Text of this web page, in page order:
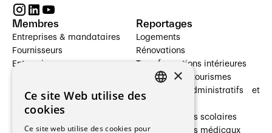
Membres
Entreprises & mandataires
Fournisseurs
Entreprises
Architectes paysagistes
Architectes d'intérieur
Entreprises générales
Reportages
Logements
Rénovations
Transformations intérieures
Hôtelleries et tourismes
Bâtiments administratifs et
Établissements scolaires
Établissements médicaux
×
Ce site Web utilise des
cookies
Ce site web utilise des cookies pour